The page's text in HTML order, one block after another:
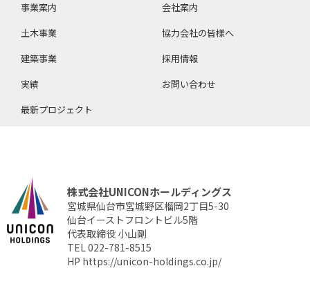
事業案内
土木事業
建築事業
実績
最新プロジェクト
会社案内
協力会社の皆様へ
採用情報
お問い合わせ
株式会社UNICONホールディングス
宮城県仙台市宮城野区榴岡2丁目5-30
仙台イーストフロントビル5階
代表取締役 小山剛
TEL 022-781-8515
HP https://unicon-holdings.co.jp/